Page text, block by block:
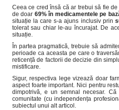
Ceea ce cred însă că ar trebui să fie
de doar 69% în medicamentele pe
situație la care s-a ajuns inclusiv prin
tolerat sau chiar le-au încurajat. De
situație.
În partea pragmatică, trebuie să
perioade ca aceasta pe care o
reticență de factorii de decizie din
mistificare.
Sigur, respectiva lege vizează doar
aspect foarte important. Nici pentru
dimpotrivă, e un semnal necesar.
comunitate (cu independența
subiectul unui alt articol.